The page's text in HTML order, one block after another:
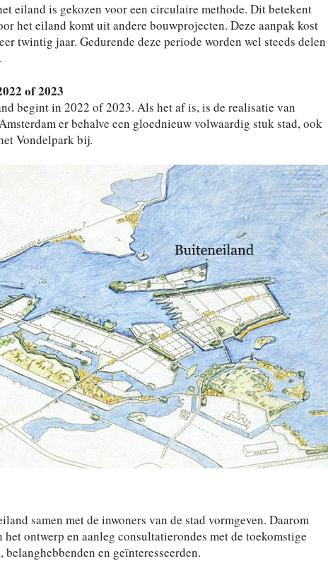
eiland is gekozen voor een circulaire methode. Dit betekent
het eiland komt uit andere bouwprojecten. Deze aanpak kost
twintig jaar. Gedurende deze periode worden wel steeds delen
of 2023
begint in 2022 of 2023. Als het af is, is de realisatie van
er behalve een gloednieuw volwaardig stuk stad, ook
Vondelpark bij.
samen met de inwoners van de stad vormgeven. Daarom
ontwerp en aanleg consultatierondes met de toekomstige
en geïnteresseerden.